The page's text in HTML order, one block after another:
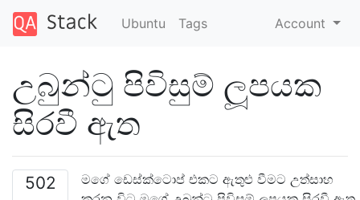
Ubuntu Tags Account
උබුන්ටු පිවිසුම් ලූපයක
සිරවී ඇත
502
මගේ ඩෙස්ක්ටොප් එකට ඇතුළු වීමට උත්සාහ